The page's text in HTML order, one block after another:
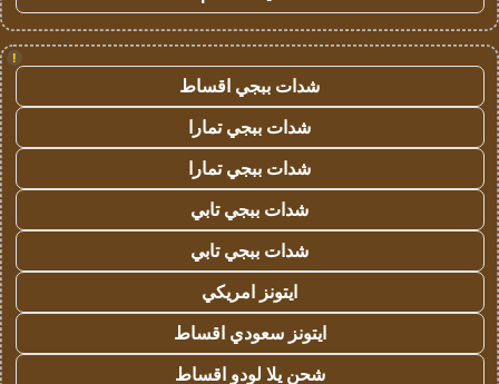
!
شدات ببجي اقساط
شدات ببجي تمارا
شدات ببجي تمارا
شدات ببجي تابي
شدات ببجي تابي
ايتونز امريكي
ايتونز سعودي اقساط
شحن يلا لودو اقساط